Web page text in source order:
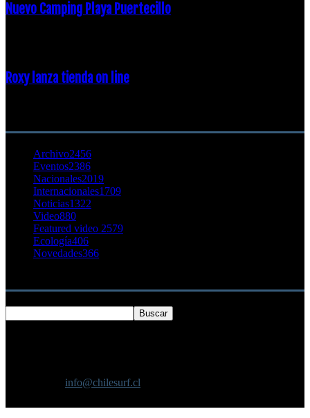
Nuevo Camping Playa Puertecillo
Roxy lanza tienda on line
Archivo2456
Eventos2386
Nacionales2019
Internacionales1709
Noticias1322
Video880
Featured video 2579
Ecología406
Novedades366
info@chilesurf.cl